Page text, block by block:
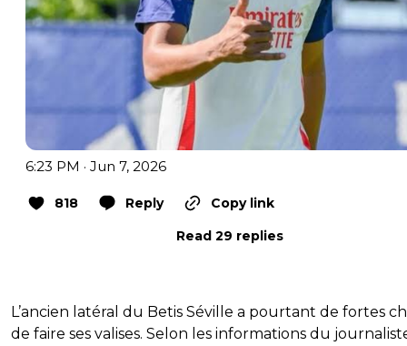
6:23 PM · Jun 7, 2026
818 Reply
Copy link
Read 29 replies
L’ancien latéral du Betis Séville a pourtant de fortes
de faire ses valises. Selon les informations du